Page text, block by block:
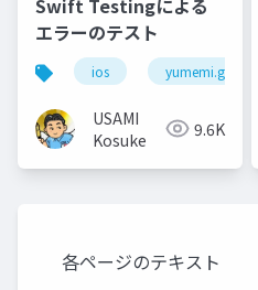
Swift Testingによる
エラーのテスト
ios yumemi.grow
USAMI
Kosuke
9.6K
各ページのテキスト